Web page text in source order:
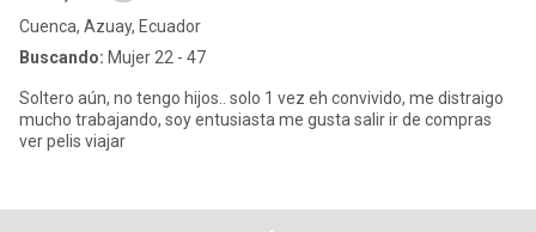
Cuenca, Azuay, Ecuador
Buscando: Mujer 22 - 47
Soltero aún, no tengo hijos.. solo 1 vez eh convivido, me distraigo
mucho trabajando, soy entusiasta me gusta salir ir de compras
ver pelis viajar